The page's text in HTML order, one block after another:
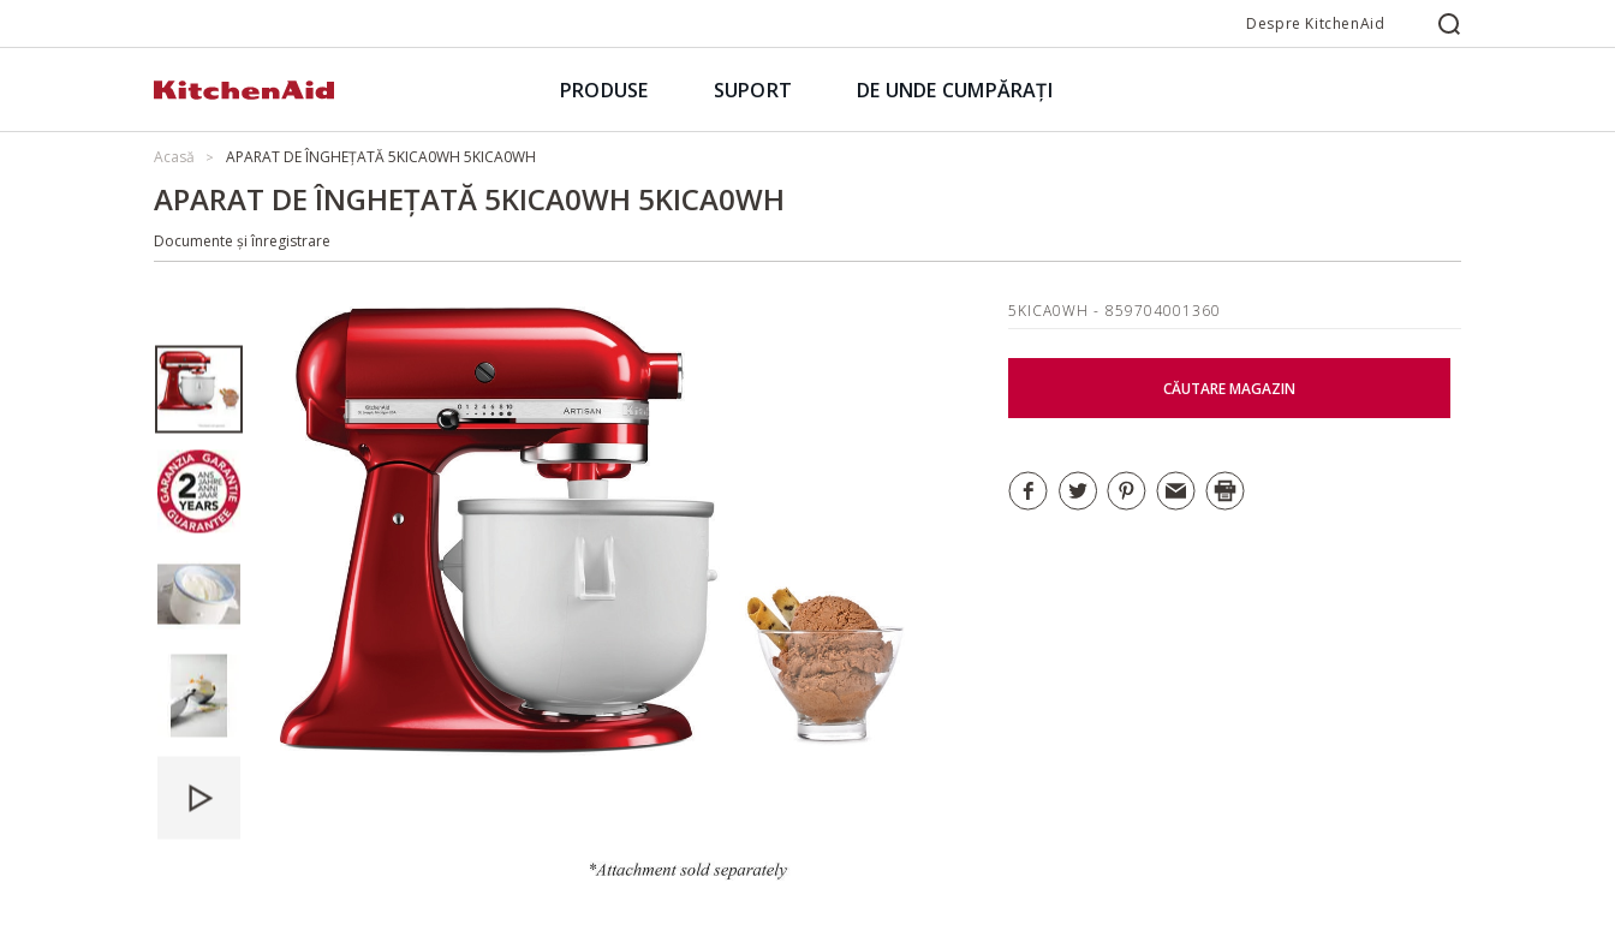
Despre KitchenAid
PRODUSE SUPORT DE UNDE CUMPĂRAȚI
Acasă APARAT DE ÎNGHEȚATĂ 5KICA0WH 5KICA0WH
APARAT DE ÎNGHEȚATĂ 5KICA0WH 5KICA0WH
Documente și înregistrare
5KICA0WH- 859704001360
CĂUTARE MAGAZIN